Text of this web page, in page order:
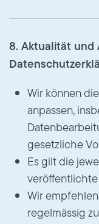
8. Aktualität und
Wir können
anpassen,
gesetzliche
Es gilt die
veröffentlichte
Wir
regelmässig